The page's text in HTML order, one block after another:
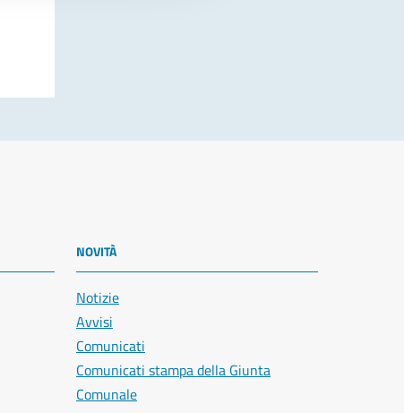
NOVITÀ
Notizie
Avvisi
Comunicati
Comunicati stampa della Giunta
Comunale